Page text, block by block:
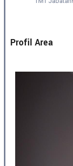
Profil Area